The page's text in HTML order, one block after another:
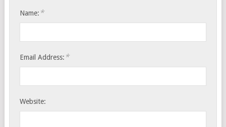
Name: *
Email Address: *
Website: